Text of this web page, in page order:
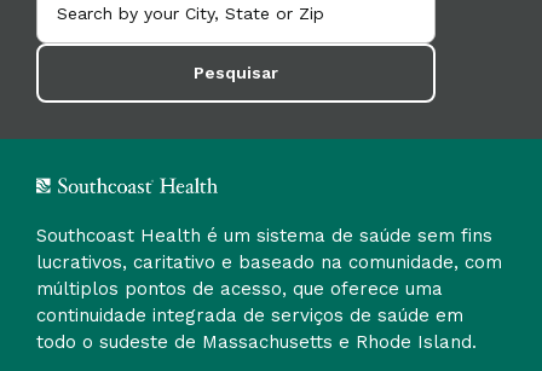
Pesquisar
Southcoast Health é um sistema de saúde sem fins
lucrativos, caritativo e baseado na comunidade, com
múltiplos pontos de acesso, que oferece uma
continuidade integrada de serviços de saúde em
todo o sudeste de Massachusetts e Rhode Island.